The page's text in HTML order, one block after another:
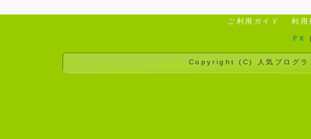
ご利用ガイド 利用
FX
Copyright (C) 人気ブログ